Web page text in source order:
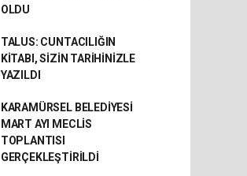
OLDU
TALUS: CUNTACILIĞIN
KİTABI, SİZİN TARİHİNİZLE
YAZILDI
KARAMÜRSEL BELEDİYESİ
MART AYI MECLİS
TOPLANTISI
GERÇEKLEŞTİRİLDİ